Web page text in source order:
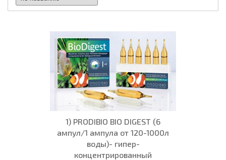
1) PRODIBIO BIO DIGEST (6
ампул/1 ампула от 120-1000л
воды)- гипер-
концентрированный